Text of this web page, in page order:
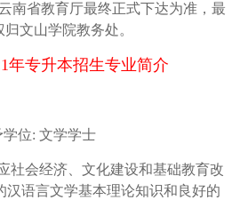
南省教育厅最终正式下达为准，最
文山学院教务处。
年专升本招生专业简介
位: 文学学士
社会经济、文化建设和基础教育改
汉语言文学基本理论知识和良好的